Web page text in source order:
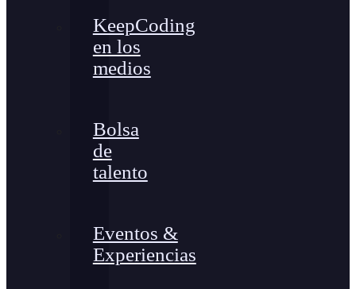
KeepCoding
en los
medios
Bolsa
de
talento
Eventos &
Experiencias